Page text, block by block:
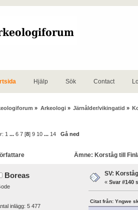
Hjälp Sök Contact
» Arkeologi» Järnålder/vikingatid »
1 ...6 7 [8]9 10 ... 14 Gå ned
Ämne: Korståg till
Boreas
inlägg: 5 477
SV:
« Svar #140
Citat från: Yngwe